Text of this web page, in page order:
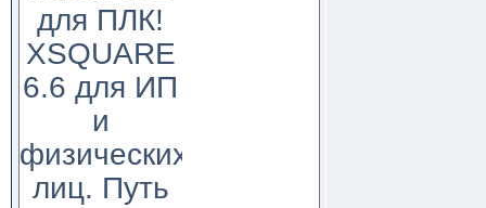
для ПЛК!
XSQUARE
6.6 для ИП
и
физических
лиц. Путь